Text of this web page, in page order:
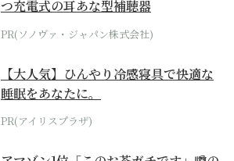
つ充電式の耳あな型補聴器
PR(ソノヴァ・ジャパン株式会社)
【大人気】ひんやり冷感寝具で快適な
睡眠をあなたに。
PR(アイリスプラザ)